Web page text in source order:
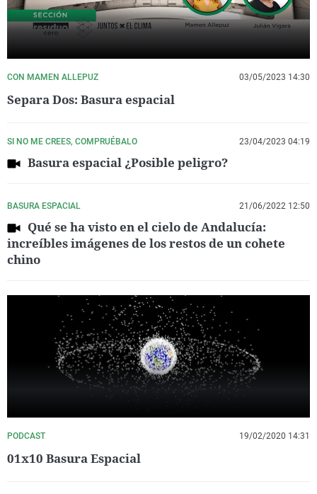
CON MAMEN ALLEPUZ 03/05/2023 14:30
Separa Dos: Basura espacial
SI NO ME CREES, COMPRUÉBALO 23/04/2023 04:19
Basura espacial ¿Posible peligro?
BASURA ESPACIAL 21/06/2022 12:50
Qué se ha visto en el cielo de Andalucía:
increíbles imágenes de los restos de un cohete
chino
PODCAST 19/02/2020 14:31
01x10 Basura Espacial